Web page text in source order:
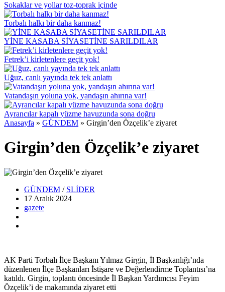
Sokaklar ve yollar toz-toprak içinde
Torbalı halkı bir daha kanmaz!
YİNE KASABA SİYASETİNE SARILDILAR
Fetrek’i kirletenlere geçit yok!
Uğuz, canlı yayında tek tek anlattı
Vatandaşın yoluna yok, yandaşın ahırına var!
Ayrancılar kapalı yüzme havuzunda sona doğru
Anasayfa » GÜNDEM » Girgin’den Özçelik’e ziyaret
Girgin’den Özçelik’e ziyaret
GÜNDEM / SLİDER
17 Aralık 2024
gazete
AK Parti Torbalı İlçe Başkanı Yılmaz Girgin, İl Başkanlığı’nda
düzenlenen İlçe Başkanları İstişare ve Değerlendirme Toplantısı’na
katıldı. Girgin, toplantı öncesinde İl Başkan Yardımcısı Feyim
Özçelik’i de makamında ziyaret etti